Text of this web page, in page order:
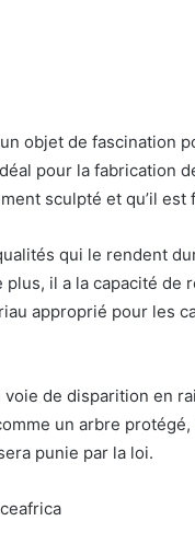
objet de fascination
pour la fabrication
sculpté et qu’il est
qui le rendent
il a la capacité
approprié pour les
voie de disparition en
un arbre
punie par la loi.